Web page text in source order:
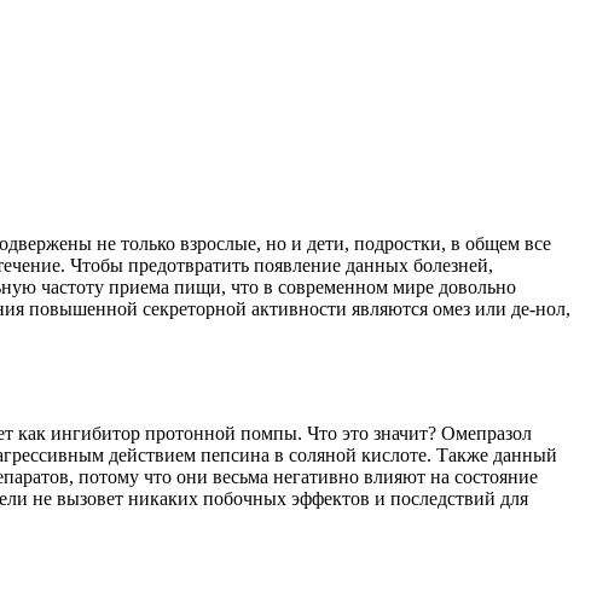
не только взрослые, но и дети, подростки, в общем все
Чтобы предотвратить появление данных болезней,
частоту приема пищи, что в современном мире довольно
повышенной секреторной активности являются омез или де-нол,
как ингибитор протонной помпы. Что это значит? Омепразол
действием пепсина в соляной кислоте. Также данный
потому что они весьма негативно влияют на состояние
не вызовет никаких побочных эффектов и последствий для